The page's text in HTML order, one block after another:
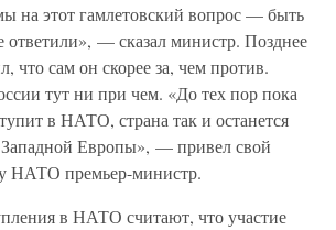
этот гамлетовский вопрос — быть
— сказал министр. Позднее
что сам он скорее за, чем против.
тут ни при чем. «До тех пор пока
в НАТО, страна так и останется
Европы», — привел свой
НАТО премьер-министр.
в НАТО считают, что участие